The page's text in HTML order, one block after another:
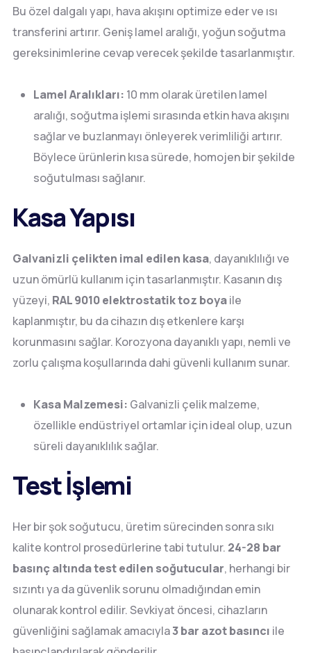
Bu özel dalgalı yapı, hava akışını optimize eder ve ısı
transferini artırır. Geniş lamel aralığı, yoğun soğutma
gereksinimlerine cevap verecek şekilde tasarlanmıştır.
Lamel Aralıkları: 10 mm olarak üretilen lamel
aralığı, soğutma işlemi sırasında etkin hava akışını
sağlar ve buzlanmayı önleyerek verimliliği artırır.
Böylece ürünlerin kısa sürede, homojen bir şekilde
soğutulması sağlanır.
Kasa Yapısı
Galvanizli çelikten imal edilen kasa, dayanıklılığı ve
uzun ömürlü kullanım için tasarlanmıştır. Kasanın dış
yüzeyi, RAL 9010 elektrostatik toz boyaile
kaplanmıştır, bu da cihazın dış etkenlere karşı
korunmasını sağlar. Korozyona dayanıklı yapı, nemli ve
zorlu çalışma koşullarında dahi güvenli kullanım sunar.
Kasa Malzemesi: Galvanizli çelik malzeme,
özellikle endüstriyel ortamlar için ideal olup, uzun
süreli dayanıklılık sağlar.
Test İşlemi
Her bir şok soğutucu, üretim sürecinden sonra sıkı
kalite kontrol prosedürlerine tabi tutulur. 24-28 bar
basınç altında test edilen soğutucular, herhangi bir
sızıntı ya da güvenlik sorunu olmadığından emin
olunarak kontrol edilir. Sevkiyat öncesi, cihazların
güvenliğini sağlamak amacıyla3 bar azot basıncı ile